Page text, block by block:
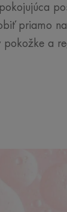
priamo
pokožke a